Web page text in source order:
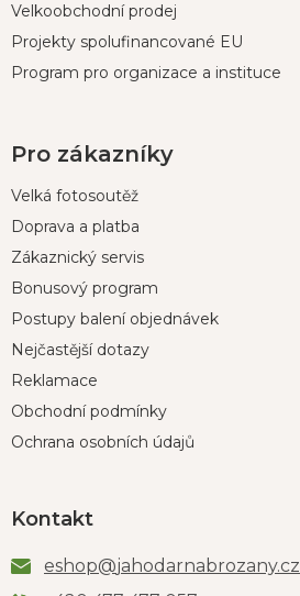
Velkoobchodní prodej
Projekty spolufinancované EU
Program pro organizace a instituce
Pro zákazníky
Velká fotosoutěž
Doprava a platba
Zákaznický servis
Bonusový program
Postupy balení objednávek
Nejčastější dotazy
Reklamace
Obchodní podmínky
Ochrana osobních údajů
Kontakt
eshop@jahodarnabrozany.cz